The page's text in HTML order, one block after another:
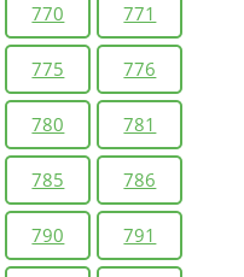
770 771
775 776
780 781
785 786
790 791